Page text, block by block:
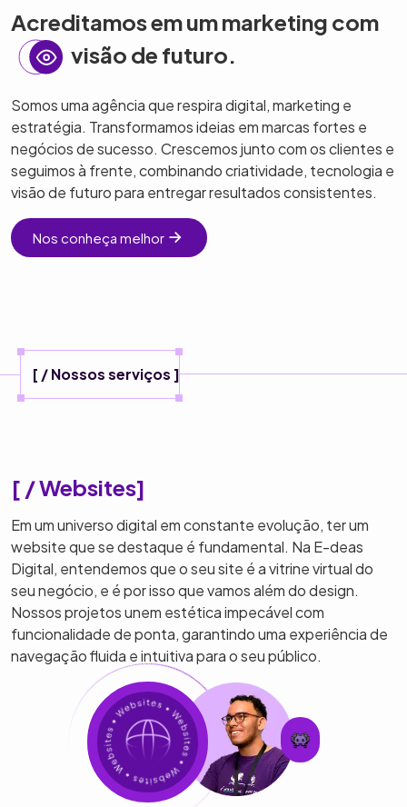
Acreditamos em um marketing com
visão de futuro.
Somos uma agência que respira digital, marketing e
estratégia. Transformamos ideias em marcas fortes e
negócios de sucesso. Crescemos junto com os clientes e
seguimos à frente, combinando criatividade, tecnologia e
visão de futuro para entregar resultados consistentes.
Nos conheça melhor
[ / Nossos serviços ]
[ / Websites]
Em um universo digital em constante evolução, ter um
website que se destaque é fundamental. Na E-deas
Digital, entendemos que o seu site é a vitrine virtual do
seu negócio, e é por isso que vamos além do design.
Nossos projetos unem estética impecável com
funcionalidade de ponta, garantindo uma experiência de
navegação fluida e intuitiva para o seu público.